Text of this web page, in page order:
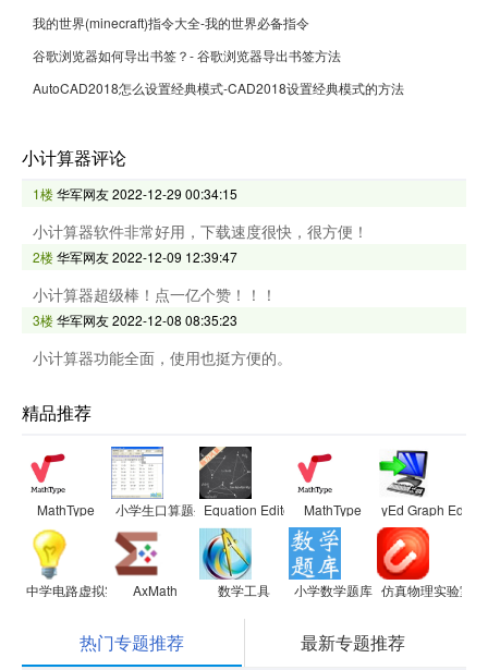
我的世界(minecraft)指令大全-我的世界必备指令
谷歌浏览器如何导出书签？- 谷歌浏览器导出书签方法
AutoCAD2018怎么设置经典模式-CAD2018设置经典模式的方法
小计算器评论
1楼华军网友2022-12-29 00:34:15
小计算器软件非常好用，下载速度很快，很方便！
2楼华军网友2022-12-09 12:39:47
小计算器超级棒！点一亿个赞！！！
3楼华军网友2022-12-08 08:35:23
小计算器功能全面，使用也挺方便的。
精品推荐
MathType 小学生口算题生成器Equation Editor数学公式编辑器
MathType yEd Graph Editor
中学电路虚拟实验室AxMath 数学工具 小学数学题库 仿真物理实验室
热门专题推荐 最新专题推荐